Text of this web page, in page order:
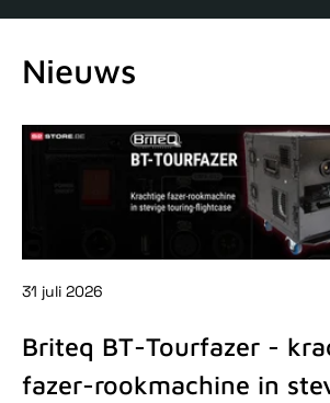
Nieuws
31 juli 2026
Briteq BT-Tourfazer -
fazer-rookmachine in